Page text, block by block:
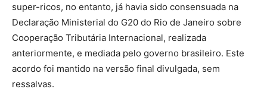
super-ricos, no entanto, já havia sido consensuada na
Declaração Ministerial do G20 do Rio de Janeiro sobre
Cooperação Tributária Internacional, realizada
anteriormente, e mediada pelo governo brasileiro. Este
acordo foi mantido na versão final divulgada, sem
ressalvas.